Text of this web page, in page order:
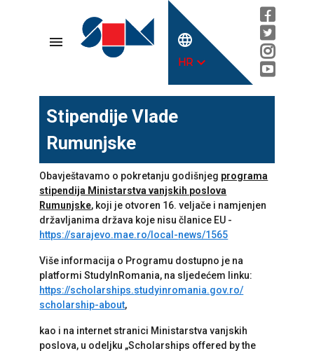
menu language
HRexpand_more
Stipendije Vlade
Rumunjske
Obavještavamo o pokretanju godišnjeg programa
stipendija Ministarstva vanjskih poslova
Rumunjske, koji je otvoren 16. veljače i namjenjen
državljanima država koje nisu članice EU -
https://sarajevo.mae.ro/local-news/1565
Više informacija o Programu dostupno je na
platformi StudyInRomania, na sljedećem linku:
https://scholarships.studyinromania.gov.ro/
scholarship-about,
kao i na internet stranici Ministarstva vanjskih
poslova, u odeljku „Scholarships offered by the